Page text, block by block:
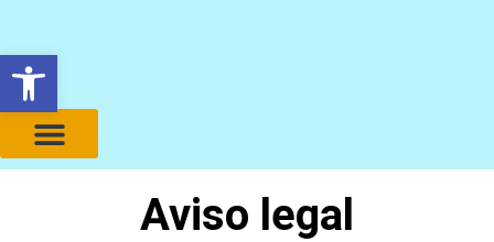
Abrir barra de herramientas
Aviso legal